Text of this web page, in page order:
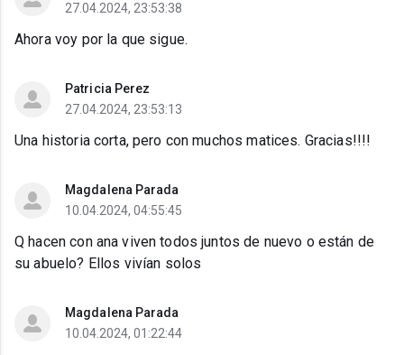
27.04.2024, 23:53:38
Ahora voy por la que sigue.
Patricia Perez
27.04.2024, 23:53:13
Una historia corta, pero con muchos matices. Gracias!!!!
Magdalena Parada
10.04.2024, 04:55:45
Q hacen con ana viven todos juntos de nuevo o están de
su abuelo? Ellos vivían solos
Magdalena Parada
10.04.2024, 01:22:44